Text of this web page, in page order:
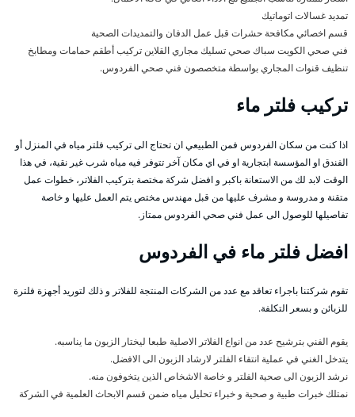
تمديد غسالات اتوماتيك
قسم اخصائي مكافحة حشرات قبل عمل الدفان والتمديدات الصحية
فني صحي الكويت سباك صحي تسليك مجاري القلاين تركيب أطقم حمامات ومطابخ
تنظيف قنوات المجاري بواسطة متخصصون فني صحي الفردوس.
تركيب فلتر ماء
اذا كنت من سكان الفردوس فمن الطبيعي ان تحتاج الى تركيب فلتر مياه في المنزل أو
الفندق او المؤسسة ابتجارية او في اي مكان آخر تتوفر فيه مياه شرب غير نقية، في هذا
الوقت لابد لك من الاستعانة باكبر و افضل شركة مختصة بتركيب الفلاتر، خطوات عمل
متقنة و مدروسة و مشرف عليها من قبل مهندس مختص يتم العمل عليها و خاصة
تفاصيلها للوصول الى عمل فني صحي الفردوس ممتاز.
افضل فلتر ماء في الفردوس
تقوم شركتنا باجراء تعاقد مع عدد من الشركات المنتجة للفلاتر و ذلك لتوريد أجهزة فلترة
للزبائن و بسعر التكلفة.
يقوم الفني بترشيح عدد من انواع الفلاتر الاصلية طبعا ليختار الزبون ما يناسبه.
يتدخل الغني في عملية انتقاء الفلتر لارشاد الزبون الى الافضل.
نرشد الزبون الى صحية الفلتر و خاصة الاشخاص الذين يتخوفون منه.
نمتلك خبرات طبية و صحية و خبراء تحليل مياه ضمن قسم الابحاث العلمية في الشركة